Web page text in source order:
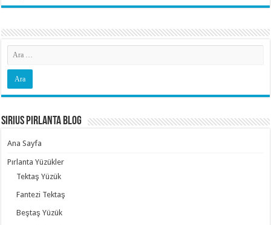
Sirius Pırlanta Blog
Ana Sayfa
Pırlanta Yüzükler
Tektaş Yüzük
Fantezi Tektaş
Beştaş Yüzük